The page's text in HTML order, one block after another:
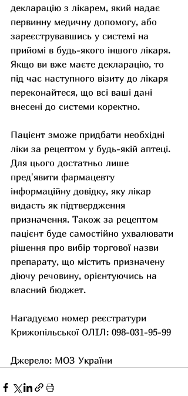
декларацію з лікарем, який надає
первинну медичну допомогу, або
зареєструвавшись у системі на
прийомі в будь-якого іншого лікаря.
Якщо ви вже маєте декларацію, то
під час наступного візиту до лікаря
переконайтеся, що всі ваші дані
внесені до системи коректно.
Пацієнт зможе придбати необхідні
ліки за рецептом у будь-якій аптеці.
Для цього достатньо лише
предʼявити фармацевту
інформаційну довідку, яку лікар
видасть як підтвердження
призначення. Також за рецептом
пацієнт буде самостійно ухвалювати
рішення про вибір торгової назви
препарату, що містить призначену
діючу речовину, орієнтуючись на
власний бюджет.
Нагадуємо номер реєстратури
Крижопільської ОЛІЛ: 098-031-95-99
Джерело: МОЗ України